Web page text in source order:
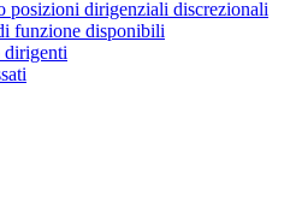
posizioni dirigenziali discrezionali
funzione disponibili
dirigenti